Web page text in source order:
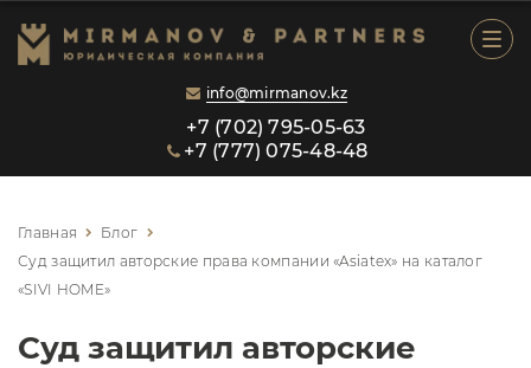
info@mirmanov.kz
+7 (702) 795-05-63
+7 (777) 075-48-48
Главная
О компании
Услуги
Рекомендации
Главная
Блог
Суд защитил авторские права компании «Asiatex» на каталог
«SIVI HOME»
Суд защитил авторские